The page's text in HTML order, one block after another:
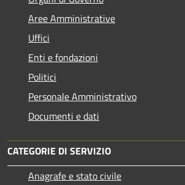
Aree Amministrative
Uffici
Enti e fondazioni
Politici
Personale Amministrativo
Documenti e dati
CATEGORIE DI SERVIZIO
Anagrafe e stato civile